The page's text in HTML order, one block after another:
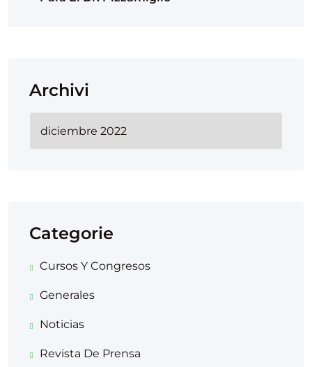
Archivi
Categorie
Cursos Y Congresos
Generales
Noticias
Revista De Prensa